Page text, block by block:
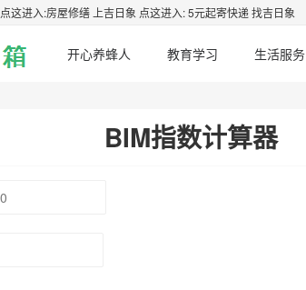
点这进入:房屋修缮 上吉日象 点这进入: 5元起寄快递 找吉日象
开心养蜂人 教育学习 生活服务
BIM指数计算器